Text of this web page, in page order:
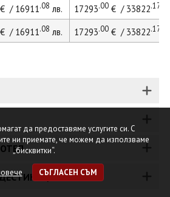
/ 16911.08 лв. 17293.00€ / 33822.17
/ 16911.08 лв. 17293.00€ / 33822.17
да предоставяме услугите си. С
ни приемате, че можем да използваме
„бисквитки“.
СЪГЛАСЕН СЪМ